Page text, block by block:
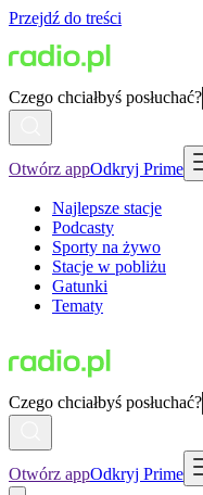
Przejdź do treści
Czego chciałbyś posłuchać?
Otwórz appOdkryj Prime
Najlepsze stacje
Podcasty
Sporty na żywo
Stacje w pobliżu
Gatunki
Tematy
Czego chciałbyś posłuchać?
Otwórz appOdkryj Prime